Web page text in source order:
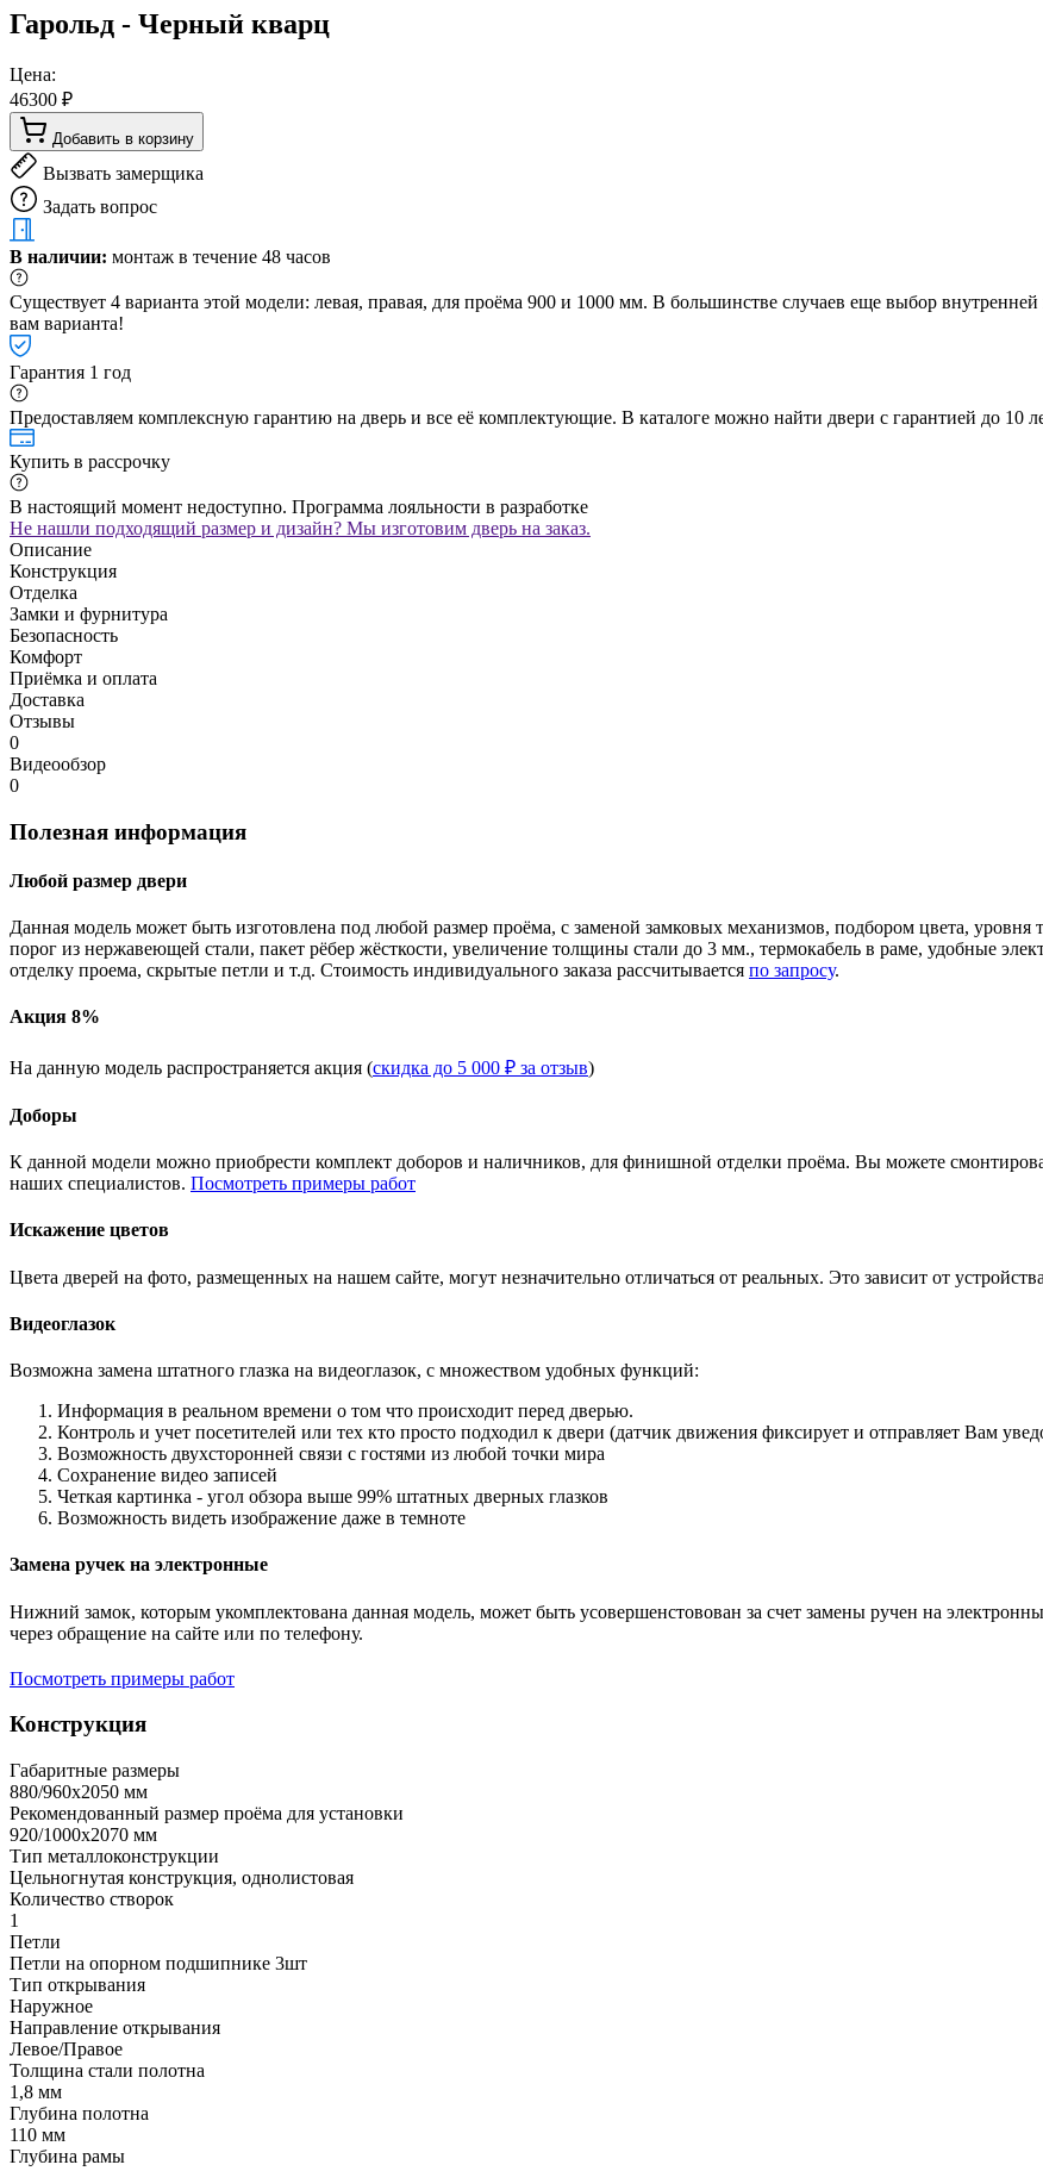
Гарольд - Черный кварц
Цена:
46300 ₽
Добавить в корзину
Вызвать замерщика
Задать вопрос
В наличии: монтаж в течение 48 часов
Существует 4 варианта этой модели: левая, правая, для проёма 900 и 1000 мм. В большинстве случаев еще выбор
вам варианта!
Гарантия 1 год
Предоставляем комплексную гарантию на дверь и все её комплектующие. В каталоге можно найти двери с гарантией до 10
Купить в рассрочку
В настоящий момент недоступно. Программа лояльности в разработке
Не нашли подходящий размер и дизайн? Мы изготовим дверь на заказ.
Описание
Конструкция
Отделка
Замки и фурнитура
Безопасность
Комфорт
Приёмка и оплата
Доставка
Отзывы
0
Видеообзор
0
Полезная информация
Любой размер двери
Данная модель может быть изготовлена под любой размер проёма, с заменой замковых механизмов, подбором цвета,
порог из нержавеющей стали, пакет рёбер жёсткости, увеличение толщины стали до 3 мм., термокабель в раме, удобные
отделку проема, скрытые петли и т.д. Стоимость индивидуального заказа рассчитывается по запросу.
Акция 8%
На данную модель распространяется акция (скидка до 5 000 ₽ за отзыв)
Доборы
К данной модели можно приобрести комплект доборов и наличников, для финишной отделки проёма. Вы можете
наших специалистов. Посмотреть примеры работ
Искажение цветов
Цвета дверей на фото, размещенных на нашем сайте, могут незначительно отличаться от реальных. Это зависит от
Видеоглазок
Возможна замена штатного глазка на видеоглазок, с множеством удобных функций:
Информация в реальном времени о том что происходит перед дверью.
Контроль и учет посетителей или тех кто просто подходил к двери (датчик движения фиксирует и отправляет Вам
Возможность двухсторонней связи с гостями из любой точки мира
Сохранение видео записей
Четкая картинка - угол обзора выше 99% штатных дверных глазков
Возможность видеть изображение даже в темноте
Замена ручек на электронные
Нижний замок, которым укомплектована данная модель, может быть усовершенстовован за счет замены ручен на
через обращение на сайте или по телефону.
Посмотреть примеры работ
Конструкция
Габаритные размеры
880/960х2050 мм
Рекомендованный размер проёма для установки
920/1000х2070 мм
Тип металлоконструкции
Цельногнутая конструкция, однолистовая
Количество створок
1
Петли
Петли на опорном подшипнике 3шт
Тип открывания
Наружное
Направление открывания
Левое/Правое
Толщина стали полотна
1,8 мм
Глубина полотна
110 мм
Глубина рамы